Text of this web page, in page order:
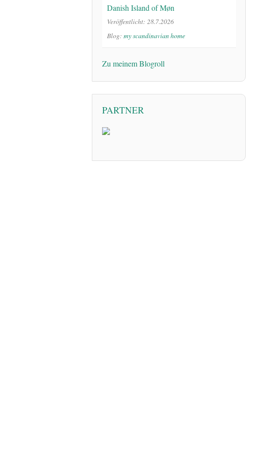
Danish Island of Møn
Veröffentlicht: 28.7.2026
Blog: my scandinavian home
Zu meinem Blogroll
PARTNER